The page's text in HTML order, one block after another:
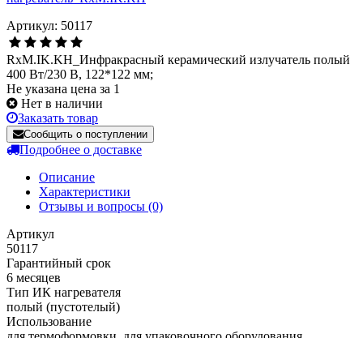
Артикул: 50117
RxM.IK.KH_Инфракрасный керамический излучатель полый
400 Вт/230 В, 122*122 мм;
Не указана цена за 1
Нет в наличии
Заказать товар
Сообщить о поступлении
Подробнее о доставке
Описание
Характеристики
Отзывы и вопросы (0)
Артикул
50117
Гарантийный срок
6 месяцев
Тип ИК нагревателя
полый (пустотелый)
Использование